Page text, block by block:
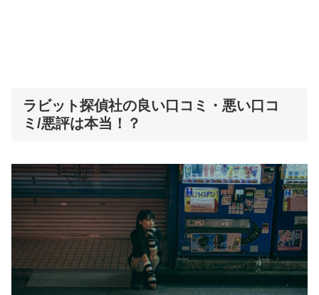
ラビット探偵社の良い口コミ・悪い口コ
ミ/悪評は本当！？